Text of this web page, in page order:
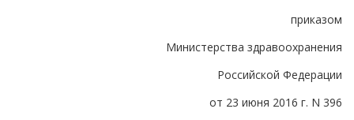
приказом
Министерства здравоохранения
Российской Федерации
от 23 июня 2016 г. N 396